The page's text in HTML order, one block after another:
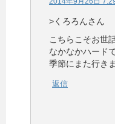
>くろろんさん
こちらこそお世
なかなかハード
季節にまた行き
返信